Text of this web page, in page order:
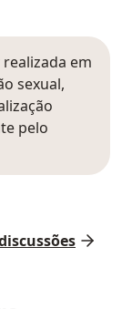
em
sexual,
pelo